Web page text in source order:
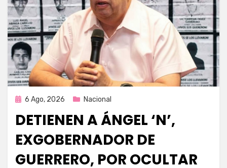
Publicada
6 Ago, 2026 Nacional
DETIENEN A ÁNGEL ‘N’,
EXGOBERNADOR DE
GUERRERO, POR OCULTAR